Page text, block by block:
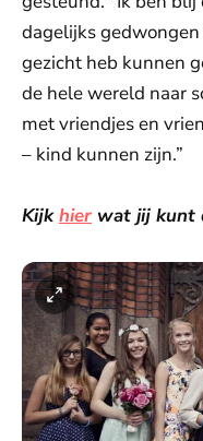
dagelijks
gezicht heb kunnen
de hele wereld naar
met vriendjes en
– kind kunnen zijn.”
Kijkhier wat jij kunt